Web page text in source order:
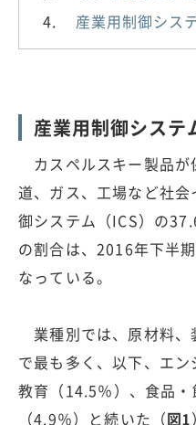
産業用制御シス
産業用制御システ
カスペルスキー製品が
道、ガス、工場など社
御システム（ICS）の
の割合は、2016年下半
なっている。
業種別では、原材料、
で最も多く、以下、エン
教育（14.5％）、食品
（4.9％）と続いた（図1